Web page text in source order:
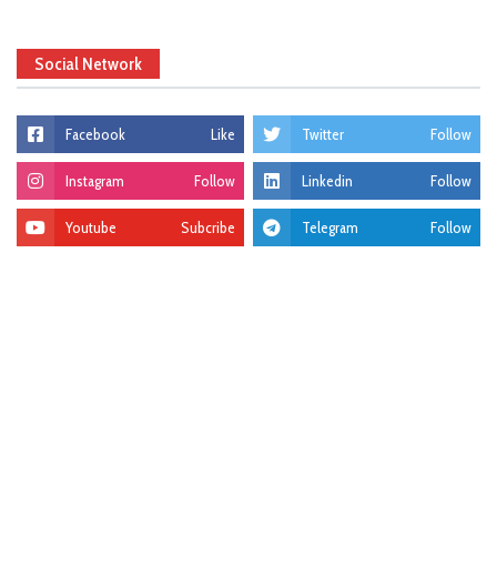
Social Network
Facebook Like Twitter Follow
Instagram Follow Linkedin Follow
Youtube Subcribe Telegram Follow